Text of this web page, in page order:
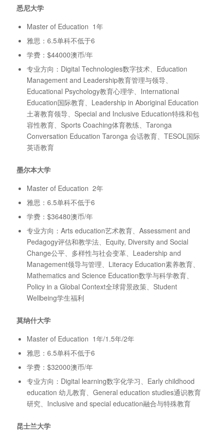
悉尼大学
Master of Education 1年
雅思：6.5单科不低于6
学费：$44000澳币/年
专业方向：Digital Technologies数字技术、Education
Management and Leadership教育管理与领导、
Educational Psychology教育心理学、International
Education国际教育、Leadership in Aboriginal Education
土著教育领导、Special and Inclusive Education特殊和包
容性教育、Sports Coaching体育教练、Taronga
Conversation Education Taronga 会话教育、TESOL国际
英语教育
墨尔本大学
Master of Education 2年
雅思：6.5单科不低于6
学费：$36480澳币/年
专业方向：Arts education艺术教育、Assessment and
Pedagogy评估和教学法、Equity, Diversity and Social
Change公平、多样性与社会变革、Leadership and
Management领导与管理、Literacy Education素养教育、
Mathematics and Science Education数学与科学教育、
Policy in a Global Context全球背景政策、Student
Wellbeing学生福利
莫纳什大学
Master of Education 1年/1.5年/2年
雅思：6.5单科不低于6
学费：$32000澳币/年
专业方向：Digital learning数字化学习、Early childhood
education 幼儿教育、General education studies通识教育
研究、Inclusive and special education融合与特殊教育
昆士兰大学